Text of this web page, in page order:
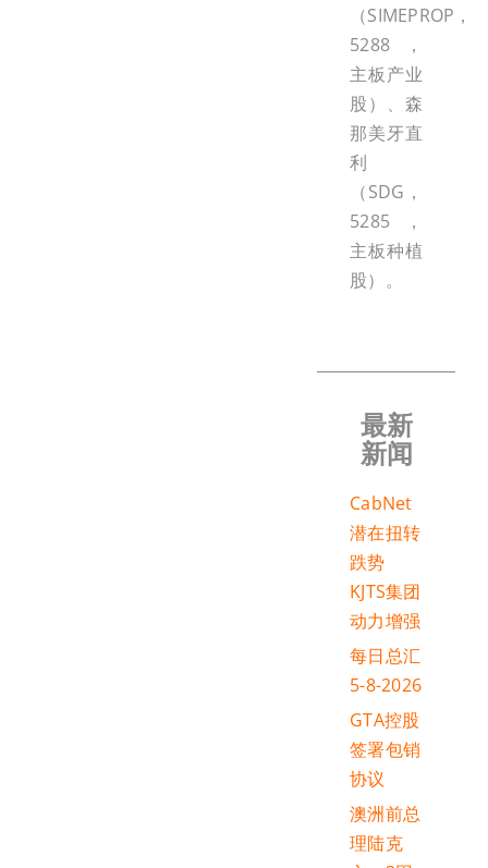
（SIMEPROP，
5288，
主板产业
股）、森
那美牙直
利
（SDG，
5285，
主板种植
股）。
最新
新闻
CabNet
潜在扭转
跌势
KJTS集团
动力增强
每日总汇
5-8-2026
GTA控股
签署包销
协议
澳洲前总
理陆克